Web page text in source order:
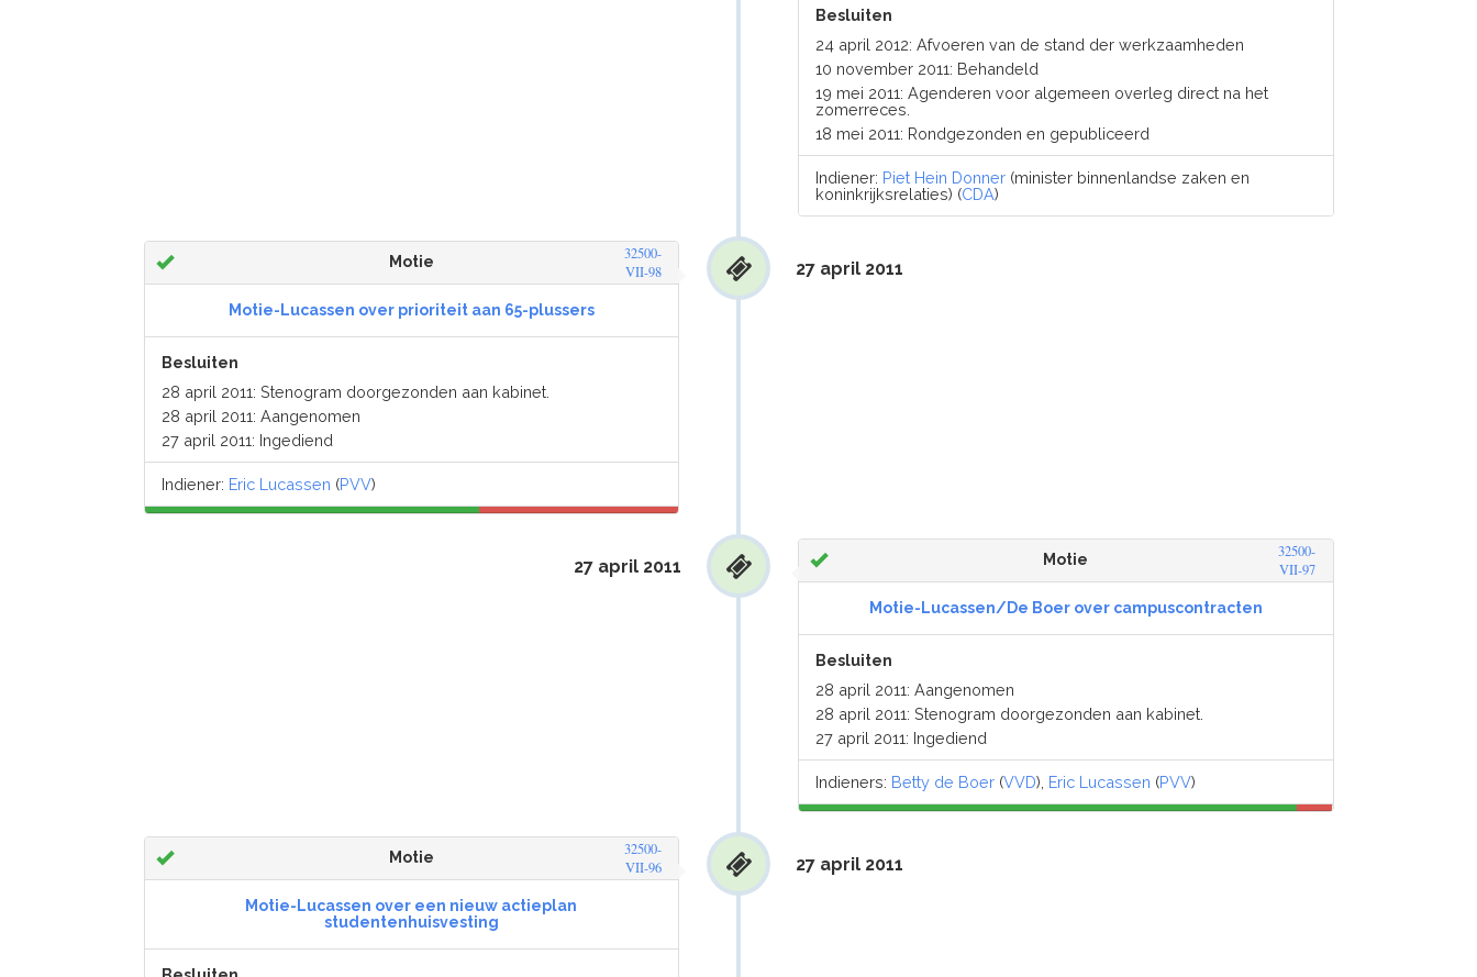
Besluiten
24 april 2012: Afvoeren van de stand der werkzaamheden
10 november 2011: Behandeld
19 mei 2011: Agenderen voor algemeen overleg direct na het
zomerreces.
18 mei 2011: Rondgezonden en gepubliceerd
Indiener: Piet Hein Donner (minister binnenlandse zaken en
koninkrijksrelaties) (CDA)
Motie
32500-
VII-98
Motie-Lucassen over prioriteit aan 65-plussers
Besluiten
28 april 2011: Stenogram doorgezonden aan kabinet.
28 april 2011: Aangenomen
27 april 2011: Ingediend
Indiener: Eric Lucassen (PVV)
27 april 2011
Motie
32500-
VII-97
Motie-Lucassen/De Boer over campuscontracten
Besluiten
28 april 2011: Aangenomen
28 april 2011: Stenogram doorgezonden aan kabinet.
27 april 2011: Ingediend
Indieners: Betty de Boer (VVD), Eric Lucassen (PVV)
27 april 2011
Motie
32500-
VII-96
Motie-Lucassen over een nieuw actieplan
studentenhuisvesting
27 april 2011